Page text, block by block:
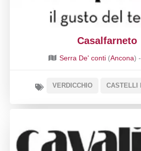
Casalfarneto
Serra De' conti (Ancona) -
VERDICCHIO